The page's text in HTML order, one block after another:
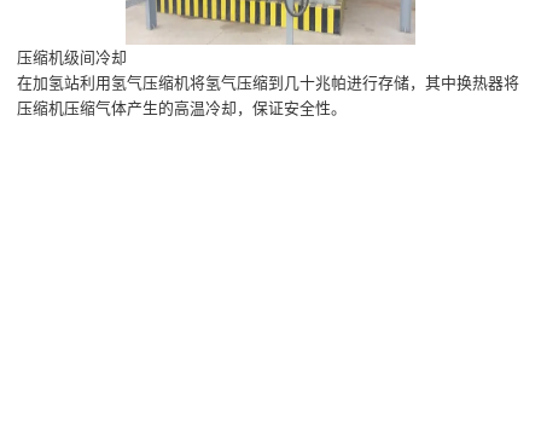
压缩机级间冷却
在加氢站利用氢气压缩机将氢气压缩到几十兆帕进行存储，其中换热器将
压缩机压缩气体产生的高温冷却，保证安全性。